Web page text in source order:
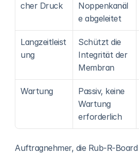
cher Druck
Noppenkanäl
e abgeleitet
Langzeitleist
ung
Schützt die
Integrität der
Membran
Wartung
Passiv, keine
Wartung
erforderlich
Auftragnehmer, die Rub-R-